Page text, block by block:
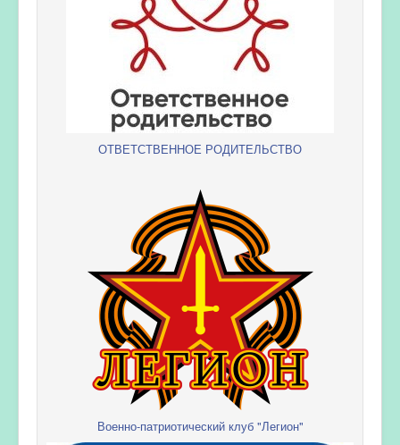
ОТВЕТСТВЕННОЕ РОДИТЕЛЬСТВО
Военно-патриотический клуб "Легион"